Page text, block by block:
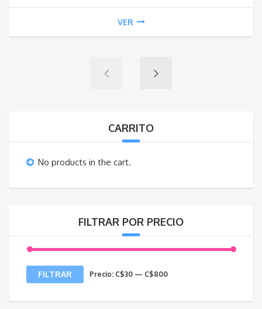
VER
CARRITO
No products in the cart.
FILTRAR POR PRECIO
Precio
Precio
FILTRAR Precio: C$30 — C$800